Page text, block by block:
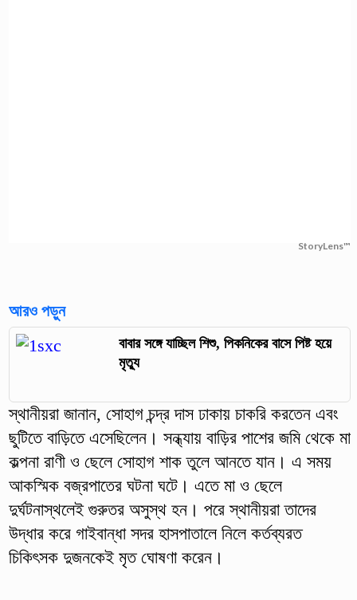
StoryLens™
আরও পড়ুন
বাবার সঙ্গে যাচ্ছিল শিশু, পিকনিকের বাসে পিষ্ট হয়ে
মৃত্যু
স্থানীয়রা জানান, সোহাগ চন্দ্র দাস ঢাকায় চাকরি করতেন এবং
ছুটিতে বাড়িতে এসেছিলেন। সন্ধ্যায় বাড়ির পাশের জমি থেকে মা
কল্পনা রাণী ও ছেলে সোহাগ শাক তুলে আনতে যান। এ সময়
আকস্মিক বজ্রপাতের ঘটনা ঘটে। এতে মা ও ছেলে
দুর্ঘটনাস্থলেই গুরুতর অসুস্থ হন। পরে স্থানীয়রা তাদের
উদ্ধার করে গাইবান্ধা সদর হাসপাতালে নিলে কর্তব্যরত
চিকিৎসক দুজনকেই মৃত ঘোষণা করেন।